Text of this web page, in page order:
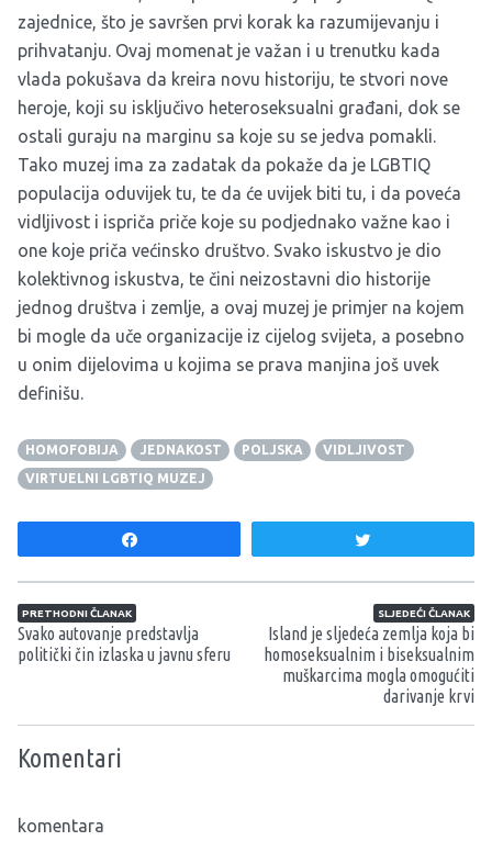
zajednice, što je savršen prvi korak ka razumijevanju i
prihvatanju. Ovaj momenat je važan i u trenutku kada
vlada pokušava da kreira novu historiju, te stvori nove
heroje, koji su isključivo heteroseksualni građani, dok se
ostali guraju na marginu sa koje su se jedva pomakli.
Tako muzej ima za zadatak da pokaže da je LGBTIQ
populacija oduvijek tu, te da će uvijek biti tu, i da poveća
vidljivost i ispriča priče koje su podjednako važne kao i
one koje priča većinsko društvo. Svako iskustvo je dio
kolektivnog iskustva, te čini neizostavni dio historije
jednog društva i zemlje, a ovaj muzej je primjer na kojem
bi mogle da uče organizacije iz cijelog svijeta, a posebno
u onim dijelovima u kojima se prava manjina još uvek
definišu.
HOMOFOBIJA JEDNAKOST POLJSKA
VIDLJIVOST
VIRTUELNI LGBTIQ MUZEJ
Navigacija članaka
PRETHODNI ČLANAK
Svako autovanje predstavlja
politički čin izlaska u javnu sferu
SLJEDEĆI ČLANAK
Island je sljedeća zemlja koja bi
homoseksualnim i biseksualnim
muškarcima mogla omogućiti
darivanje krvi
Komentari
komentara